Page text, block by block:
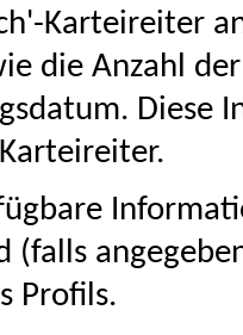
Karteireiter
die Anzahl
Diese
(falls
Profils.